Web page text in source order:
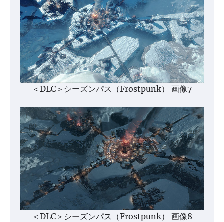
＜DLC＞シーズンパス（Frostpunk） 画像7
＜DLC＞シーズンパス（Frostpunk） 画像8